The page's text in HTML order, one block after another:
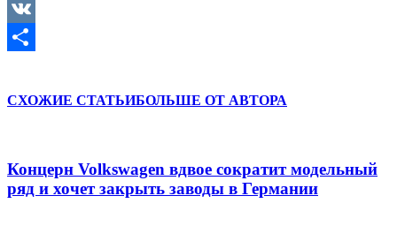
Mail.Ru
VK
СХОЖИЕ СТАТЬИБОЛЬШЕ ОТ АВТОРА
Концерн Volkswagen вдвое сократит модельный
ряд и хочет закрыть заводы в Германии